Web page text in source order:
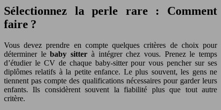
Sélectionnez la perle rare : Comment
faire ?
Vous devez prendre en compte quelques critères de choix pour
déterminer lebaby sitter à intégrer chez vous. Prenez le temps
d’étudier le CV de chaque baby-sitter pour vous pencher sur ses
diplômes relatifs à la petite enfance. Le plus souvent, les gens ne
tiennent pas compte des qualifications nécessaires pour garder leurs
enfants. Ils considèrent souvent la fiabilité plus que tout autre
critère.